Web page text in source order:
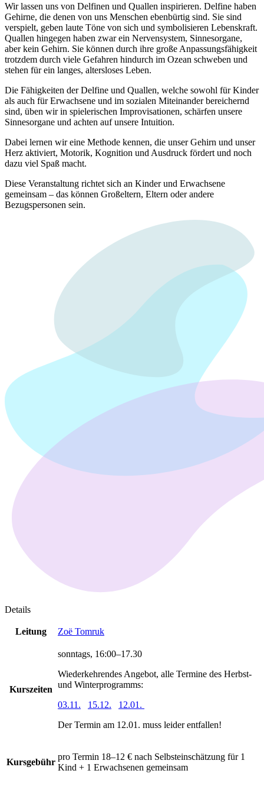
Wir lassen uns von Delfinen und Quallen inspirieren. Delfine haben
Gehirne, die denen von uns Menschen ebenbürtig sind. Sie sind
verspielt, geben laute Töne von sich und symbolisieren Lebenskraft.
Quallen hingegen haben zwar ein Nervensystem, Sinnesorgane,
aber kein Gehirn. Sie können durch ihre große Anpassungsfähigkeit
trotzdem durch viele Gefahren hindurch im Ozean schweben und
stehen für ein langes, altersloses Leben.
Die Fähigkeiten der Delfine und Quallen, welche sowohl für Kinder
als auch für Erwachsene und im sozialen Miteinander bereichernd
sind, üben wir in spielerischen Improvisationen, schärfen unsere
Sinnesorgane und achten auf unsere Intuition.
Dabei lernen wir eine Methode kennen, die unser Gehirn und unser
Herz aktiviert, Motorik, Kognition und Ausdruck fördert und noch
dazu viel Spaß macht.
Diese Veranstaltung richtet sich an Kinder und Erwachsene
gemeinsam – das können Großeltern, Eltern oder andere
Bezugspersonen sein.
Details
Leitung Zoë Tomruk
Kurszeiten
sonntags, 16:00–17.30
Wiederkehrendes Angebot, alle Termine des Herbst-
und Winterprogramms:
03.11.
15.12.
12.01.
Der Termin am 12.01. muss leider entfallen!
Kursgebühr
pro Termin 18–12 € nach Selbsteinschätzung für 1
Kind + 1 Erwachsenen gemeinsam